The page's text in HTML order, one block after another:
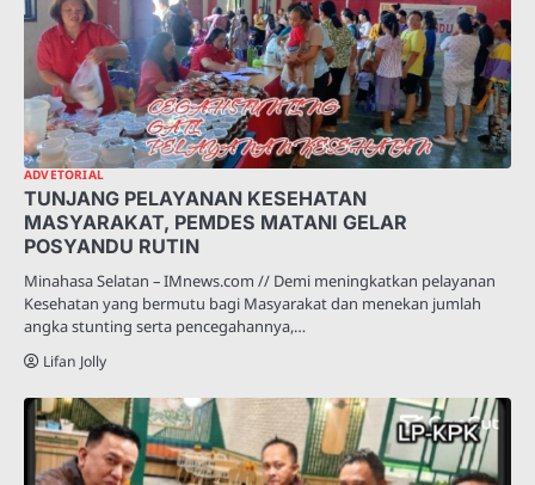
ADVETORIAL
TUNJANG PELAYANAN KESEHATAN
MASYARAKAT, PEMDES MATANI GELAR
POSYANDU RUTIN
Minahasa Selatan – IMnews.com // Demi meningkatkan pelayanan
Kesehatan yang bermutu bagi Masyarakat dan menekan jumlah
angka stunting serta pencegahannya,…
Lifan Jolly